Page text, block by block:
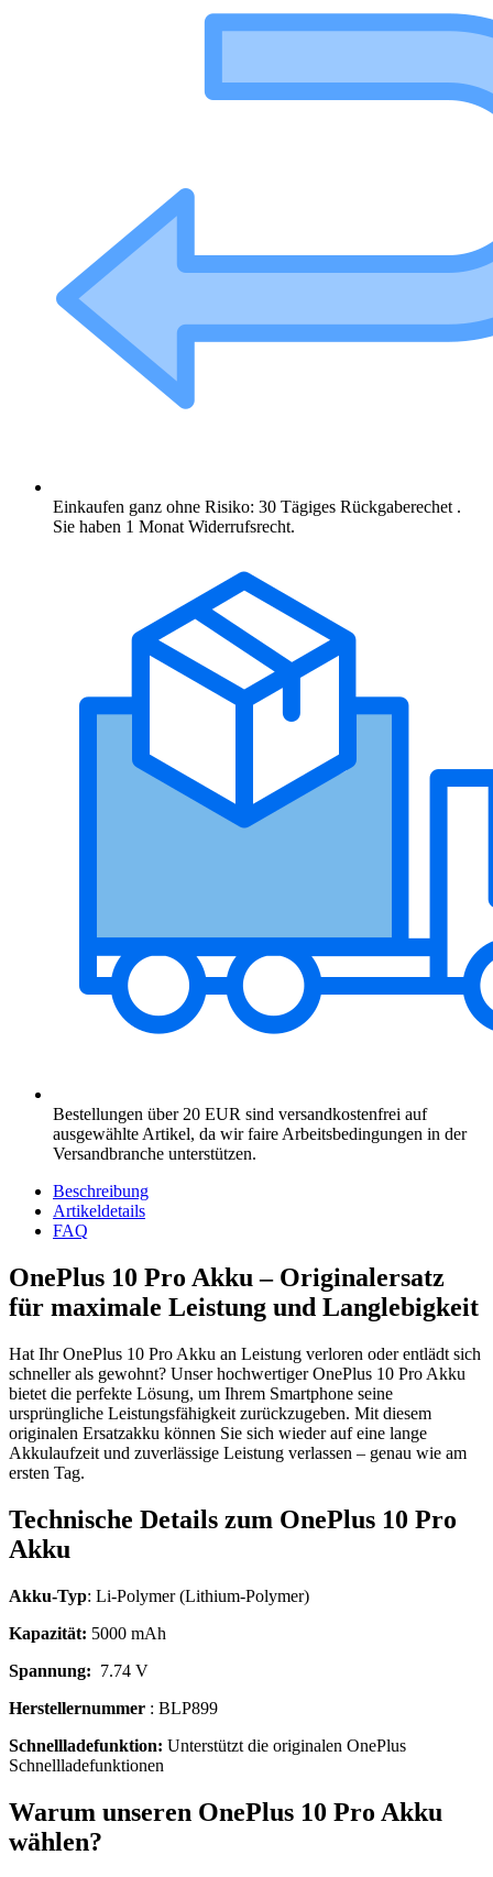
Einkaufen ganz ohne Risiko: 30 Tägiges Rückgaberechet .
Sie haben 1 Monat Widerrufsrecht.
Bestellungen über 20 EUR sind versandkostenfrei auf
ausgewählte Artikel, da wir faire Arbeitsbedingungen in der
Versandbranche unterstützen.
Beschreibung
Artikeldetails
FAQ
OnePlus 10 Pro Akku – Originalersatz
für maximale Leistung und Langlebigkeit
Hat Ihr OnePlus 10 Pro Akku an Leistung verloren oder entlädt sich
schneller als gewohnt? Unser hochwertiger OnePlus 10 Pro Akku
bietet die perfekte Lösung, um Ihrem Smartphone seine
ursprüngliche Leistungsfähigkeit zurückzugeben. Mit diesem
originalen Ersatzakku können Sie sich wieder auf eine lange
Akkulaufzeit und zuverlässige Leistung verlassen – genau wie am
ersten Tag.
Technische Details zum OnePlus 10 Pro
Akku
Akku-Typ: Li-Polymer (Lithium-Polymer)
Kapazität: 5000 mAh
Spannung: 7.74 V
Herstellernummer : BLP899
Schnellladefunktion: Unterstützt die originalen OnePlus
Schnellladefunktionen
Warum unseren OnePlus 10 Pro Akku
wählen?